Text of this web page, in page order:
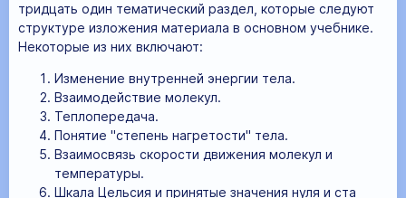
тридцать один тематический раздел, которые следуют
структуре изложения материала в основном учебнике.
Некоторые из них включают:
Изменение внутренней энергии тела.
Взаимодействие молекул.
Теплопередача.
Понятие "степень нагретости" тела.
Взаимосвязь скорости движения молекул и
температуры.
Шкала Цельсия и принятые значения нуля и ста